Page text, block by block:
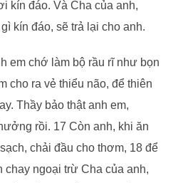
kín đáo. Và Cha của anh,
kín đáo, sẽ trả lại cho anh.
em chớ làm bộ rầu rĩ như bọn
cho ra vẻ thiểu não, để thiên
Thầy bảo thật anh em,
rồi. 17 Còn anh, khi ăn
chải đầu cho thơm, 18 để
chay ngoại trừ Cha của anh,